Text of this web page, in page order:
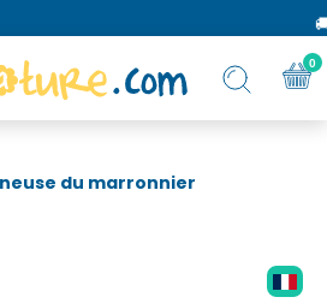
du marronnier
0